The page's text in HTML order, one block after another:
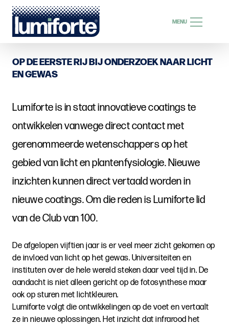
MENU
ZOEKEN
NL
ZOEKEN
OP DE EERSTE RIJ BIJ ONDERZOEK NAAR LICHT
EN GEWAS
Lumiforte is in staat innovatieve coatings te
ontwikkelen vanwege direct contact met
gerenommeerde wetenschappers op het
gebied van licht en plantenfysiologie. Nieuwe
inzichten kunnen direct vertaald worden in
nieuwe coatings. Om die reden is Lumiforte lid
van de Club van 100.
De afgelopen vijftien jaar is er veel meer zicht gekomen op
de invloed van licht op het gewas. Universiteiten en
instituten over de hele wereld steken daar veel tijd in. De
aandacht is niet alleen gericht op de fotosynthese maar
ook op sturen met lichtkleuren.
Lumiforte volgt die ontwikkelingen op de voet en vertaalt
ze in nieuwe oplossingen. Het inzicht dat infrarood het